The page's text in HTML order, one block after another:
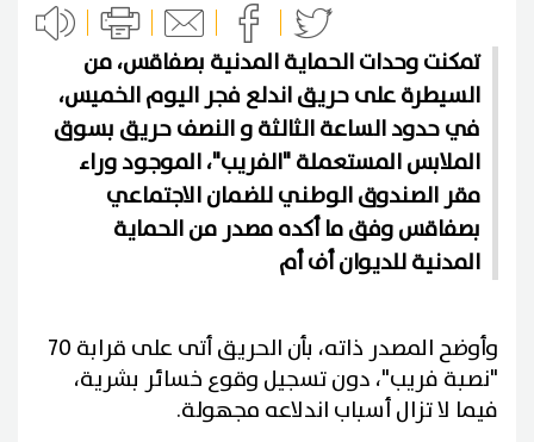
تمكنت وحدات الحماية المدنية بصفاقس، من
السيطرة على حريق اندلع فجر اليوم الخميس،
في حدود الساعة الثالثة و النصف حريق بسوق
الملابس المستعملة "الفريب"، الموجود وراء
مقر الصندوق الوطني للضمان الاجتماعي
بصفاقس وفق ما أكده مصدر من الحماية
المدنية للديوان أف أم
وأوضح المصدر ذاته، بأن الحريق أتى على قرابة 70
"نصبة فريب"، دون تسجيل وقوع خسائر بشرية،
فيما لا تزال أسباب اندلاعه مجهولة.